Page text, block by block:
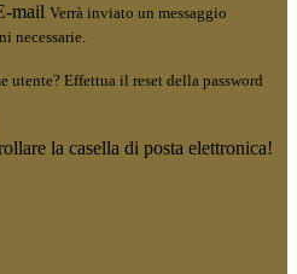
mail Verrà inviato un messaggio
necessarie.
utente? Effettua il reset della password
la casella di posta elettronica!